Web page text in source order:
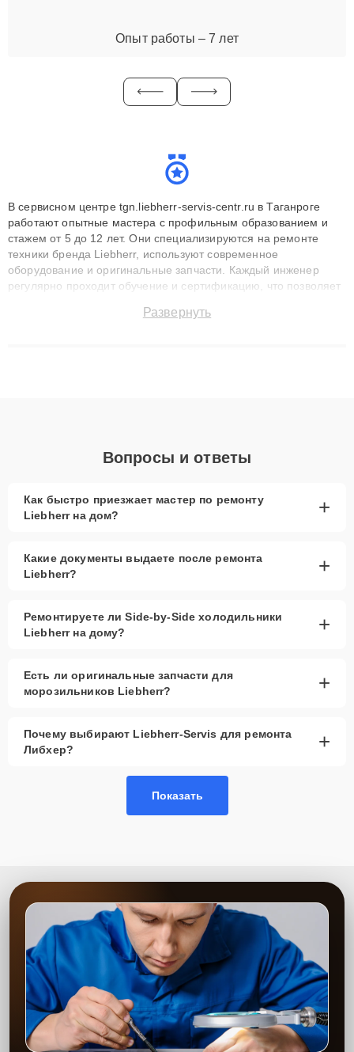
Опыт работы – 7 лет
В сервисном центре tgn.liebherr-servis-centr.ru в Таганроге
работают опытные мастера с профильным образованием и
стажем от 5 до 12 лет. Они специализируются на ремонте
техники бренда Liebherr, используют современное
оборудование и оригинальные запчасти. Каждый инженер
регулярно проходит обучение и сертификацию, что позволяет
технику с сохранением гарантии до 3 лет. Наши мастера
Развернуть
Вопросы и ответы
Как быстро приезжает мастер по ремонту
Liebherr на дом?
+
Какие документы выдаете после ремонта
Liebherr?
+
Ремонтируете ли Side-by-Side холодильники
Liebherr на дому?
+
Есть ли оригинальные запчасти для
морозильников Liebherr?
+
Почему выбирают Liebherr-Servis для ремонта
Либхер?
+
Показать